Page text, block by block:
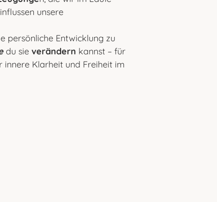
unsere
persönliche Entwicklung zu
du sie verändern kannst – für
innere Klarheit und Freiheit im